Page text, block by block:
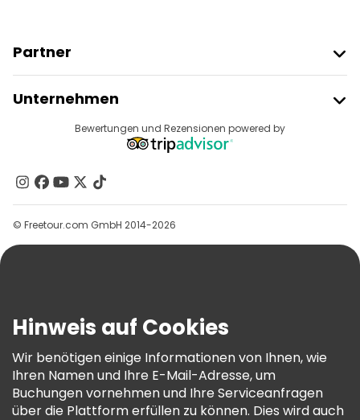
Partner
Anbieter-Anmeldung
Affiliate-Programm
Unternehmen
Reiseziele
Kontakt
Gruppen
Hilfe
AGB Und Rechtliches
Cookie-Richtlinie
Freetour Auszeichnungen
Treueprogramm
Bewertungen und Rezensionen powered by
© Freetour.com GmbH 2014-2026
Hinweis auf Cookies
Wir benötigen einige Informationen von Ihnen, wie
Ihren Namen und Ihre E-Mail-Adresse, um
Buchungen vornehmen und Ihre Serviceanfragen
über die Plattform erfüllen zu können. Dies wird auch